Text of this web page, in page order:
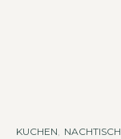
KUCHEN, NACHTISCH